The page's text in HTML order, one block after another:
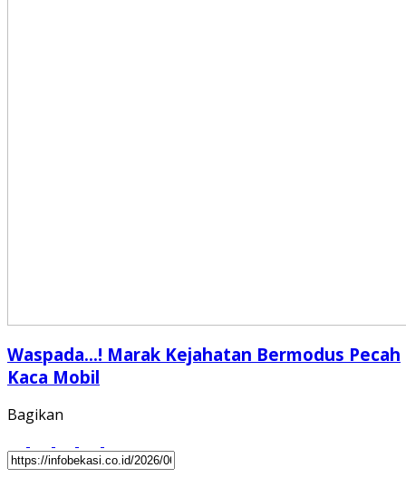
Waspada…! Marak Kejahatan Bermodus Pecah
Kaca Mobil
Bagikan